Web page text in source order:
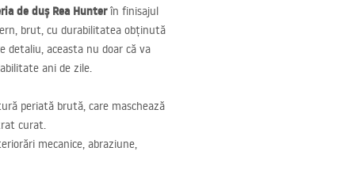
de duș Rea Hunterîn finisajul
brut, cu durabilitatea obținută
detaliu, aceasta nu doar că va
ani de zile.
periată brută, care maschează
curat.
mecanice, abraziune,